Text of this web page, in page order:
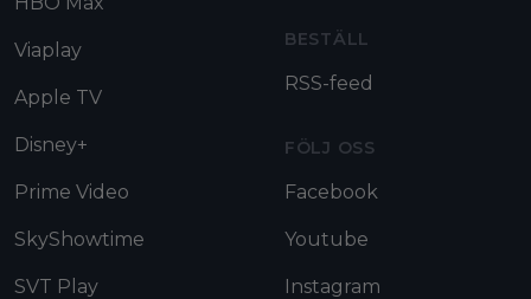
Viaplay
Apple TV
Disney+
Prime Video
SkyShowtime
SVT Play
BESTÄLL
RSS-feed
FÖLJ OSS
Facebook
Youtube
Instagram